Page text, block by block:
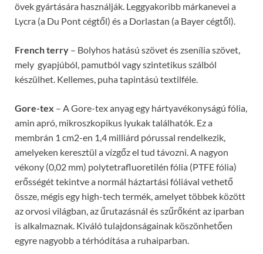
övek gyártására használják. Leggyakoribb márkanevei a
Lycra (a Du Pont cégtől) és a Dorlastan (a Bayer cégtől).
French terry – Bolyhos hatású szövet és zsenília szövet,
mely gyapjúból, pamutból vagy szintetikus szálból
készülhet. Kellemes, puha tapintású textilféle.
Gore-tex – A Gore-tex anyag egy hártyavékonyságú fólia,
amin apró, mikroszkopikus lyukak találhatók. Ez a
membrán 1 cm2-en 1,4 milliárd pórussal rendelkezik,
amelyeken keresztül a vízgőz el tud távozni. A nagyon
vékony (0,02 mm) polytetrafluoretilén fólia (PTFE fólia)
erősségét tekintve a normál háztartási fóliával vethető
össze, mégis egy high-tech termék, amelyet többek között
az orvosi világban, az űrutazásnál és szűrőként az iparban
is alkalmaznak. Kiváló tulajdonságainak köszönhetően
egyre nagyobb a térhódítása a ruhaiparban.